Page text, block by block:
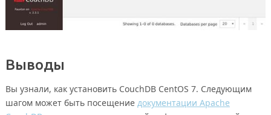
Выводы
Вы узнали, как установить CouchDB CentOS 7. Следующим
шагом может быть посещение документации Apache